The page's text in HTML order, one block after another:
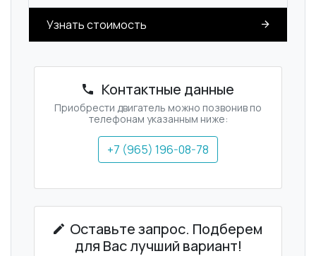
Узнать стоимость
Контактные данные
Приобрести двигатель можно позвонив по
телефонам указанным ниже:
+7 (965) 196-08-78
Оставьте запрос. Подберем
для Вас лучший вариант!